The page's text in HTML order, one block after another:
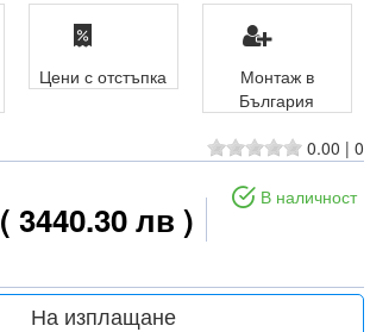
0.00 | 0
( 3440.30 лв )
В наличност
На изплащане
Цени с отстъпка
Монтаж в
България